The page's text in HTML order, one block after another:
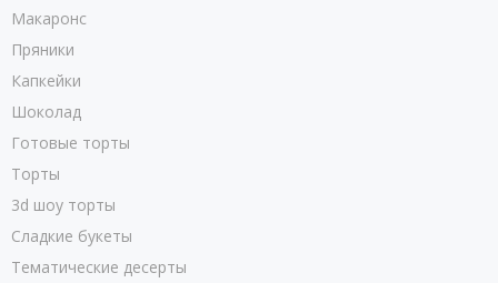
Макаронс
Пряники
Капкейки
Шоколад
Готовые торты
Торты
3d шоу торты
Сладкие букеты
Тематические десерты